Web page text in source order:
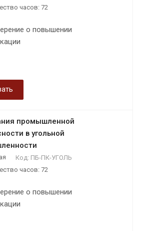
часов: 72
о повышении
промышленной
в угольной
Код: ПБ-ПК-УГОЛЬ
часов: 72
о повышении